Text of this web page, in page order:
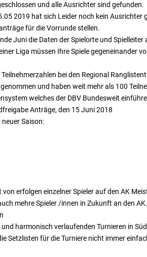
und alle Ausrichter sind gefunden.
2019 hat sich Leider noch kein Ausrichter
für die Vorrunde stellen.
Juni die Daten der Spielorte und
Liga müssen Ihre Spiele gegeneinander
bei den Regional
und haben weit mehr als 100
welches der DBV Bundesweit
Anträge, den 15 Juni 2018
neuer Saison:
erfolgen einzelner Spieler auf den AK
mehre Spieler /innen in Zukunft an den
harmonisch verlaufenden Turnieren in
Setzlisten für die Turniere nicht immer